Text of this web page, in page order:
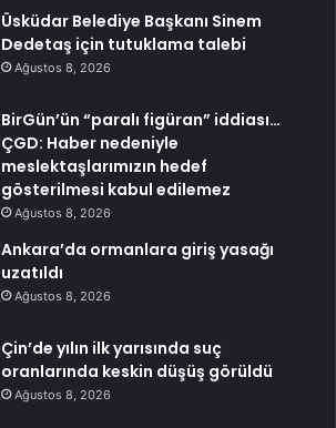
Üsküdar Belediye Başkanı Sinem
Dedetaş için tutuklama talebi
Ağustos 8, 2026
BirGün’ün “paralı figüran” iddiası…
ÇGD: Haber nedeniyle
meslektaşlarımızın hedef
gösterilmesi kabul edilemez
Ağustos 8, 2026
Ankara’da ormanlara giriş yasağı
uzatıldı
Ağustos 8, 2026
Çin’de yılın ilk yarısında suç
oranlarında keskin düşüş görüldü
Ağustos 8, 2026